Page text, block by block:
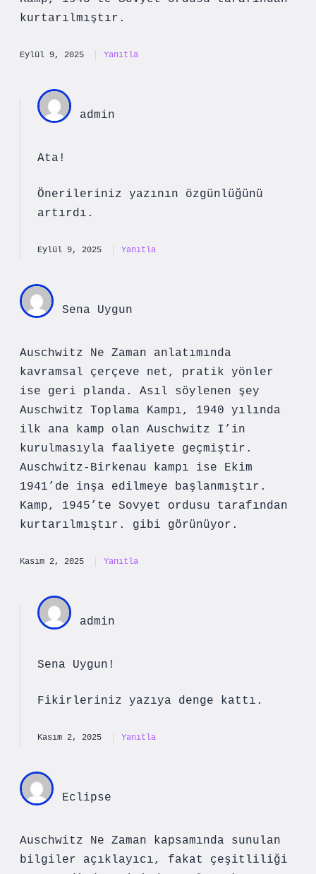
kurtarılmıştır.
Eylül 9, 2025 Yanıtla
admin
Ata!
Önerileriniz yazının özgünlüğünü
artırdı.
Eylül 9, 2025 Yanıtla
Sena Uygun
Auschwitz Ne Zaman anlatımında
kavramsal çerçeve net, pratik yönler
ise geri planda. Asıl söylenen şey
Auschwitz Toplama Kampı, 1940 yılında
ilk ana kamp olan Auschwitz I’in
kurulmasıyla faaliyete geçmiştir.
Auschwitz-Birkenau kampı ise Ekim
1941’de inşa edilmeye başlanmıştır.
Kamp, 1945’te Sovyet ordusu tarafından
kurtarılmıştır. gibi görünüyor.
Kasım 2, 2025 Yanıtla
admin
Sena Uygun!
Fikirleriniz yazıya denge kattı.
Kasım 2, 2025 Yanıtla
Eclipse
Auschwitz Ne Zaman kapsamında sunulan
bilgiler açıklayıcı, fakat çeşitliliği